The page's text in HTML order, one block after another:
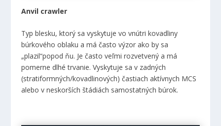
Anvil crawler
Typ blesku, ktorý sa vyskytuje vo vnútri kovadliny
búrkového oblaku a má často výzor ako by sa
„plazil“popod ňu. Je často veľmi rozvetvený a má
pomerne dlhé trvanie. Vyskytuje sa v zadných
(stratiformných/kovadlinových) častiach aktívnych MCS
alebo v neskorších štádiách samostatných búrok.